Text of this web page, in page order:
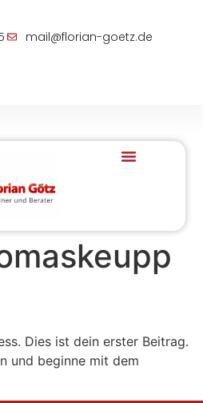
mail@florian-goetz.de
Dies ist dein erster Beitrag.
und beginne mit dem